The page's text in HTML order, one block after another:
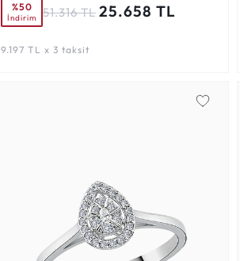
%50
İndirim 51.316 TL 25.658 TL
9.197 TL x 3 taksit